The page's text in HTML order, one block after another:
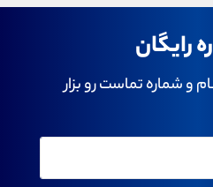
رایگان
و شماره تماست رو بزار